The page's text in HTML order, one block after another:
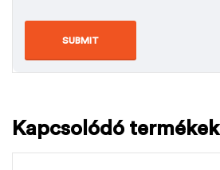
Kapcsolódó termékek